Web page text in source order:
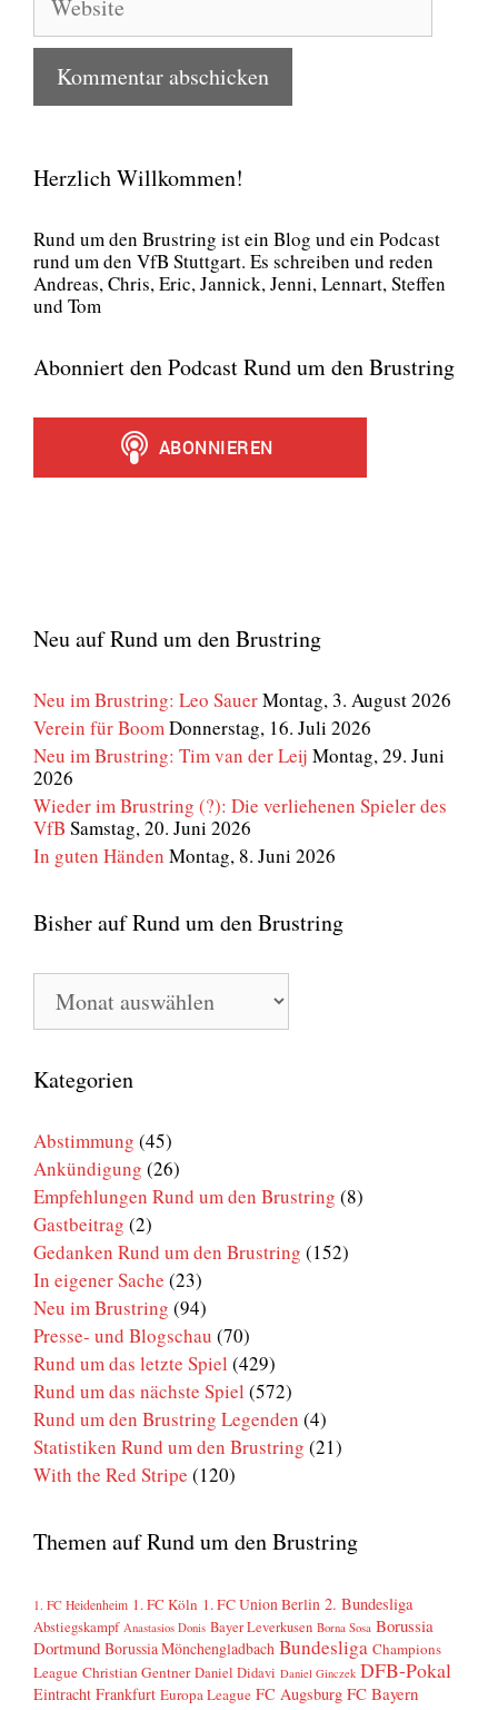
Herzlich Willkommen!
Rund um den Brust­ring ist ein Blog und ein Pod­cast
rund um den VfB Stutt­gart. Es schrei­ben und reden
Andre­as, Chris, Eric, Jan­nick, Jen­ni, Lenn­art, Stef­fen
und Tom
Abonniert den Podcast Rund um den Brustring
Neu auf Rund um den Brustring
Neu im Brustring: Leo SauerMontag, 3. August 2026
Verein für BoomDonnerstag, 16. Juli 2026
Neu im Brustring: Tim van der Leij Montag, 29. Juni
2026
Wieder im Brustring (?): Die verliehenen Spieler des
VfB Samstag, 20. Juni 2026
In guten Händen Montag, 8. Juni 2026
Bisher auf Rund um den Brustring
Bisher
auf
Rund
den
Brustring
Kategorien
Abstimmung (45)
Ankündigung (26)
Empfehlungen Rund um den Brustring (8)
Gastbeitrag (2)
Gedanken Rund um den Brustring (152)
In eigener Sache (23)
Neu im Brustring (94)
Presse- und Blogschau (70)
Rund um das letzte Spiel (429)
Rund um das nächste Spiel (572)
Rund um den Brustring Legenden (4)
Statistiken Rund um den Brustring (21)
With the Red Stripe (120)
Themen auf Rund um den Brustring
1. FC Heidenheim 1. FC Köln 1. FC Union Berlin 2. Bundesliga
Abstiegskampf Anastasios Donis Bayer Leverkusen Borna Sosa Borussia
Dortmund Borussia Mönchengladbach Bundesliga Champions
League Christian Gentner Daniel Didavi Daniel Ginczek DFB-Pokal
Eintracht Frankfurt Europa League FC Augsburg FC Bayern